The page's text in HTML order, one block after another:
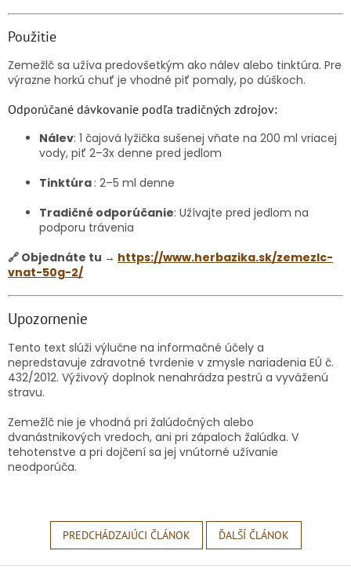
Použitie
Zemežlč sa užíva predovšetkým ako nálev alebo tinktúra. Pre
výrazne horkú chuť je vhodné piť pomaly, po dúškoch.
Odporúčané dávkovanie podľa tradičných zdrojov:
Nálev: 1 čajová lyžička sušenej vňate na 200 ml vriacej
vody, piť 2–3x denne pred jedlom
Tinktúra : 2–5 ml denne
Tradičné odporúčanie: Užívajte pred jedlom na
podporu trávenia
🔗 Objednáte tu → https://www.herbazika.sk/zemezlc-
vnat-50g-2/
Upozornenie
Tento text slúži výlučne na informačné účely a
nepredstavuje zdravotné tvrdenie v zmysle nariadenia EÚ č.
432/2012. Výživový doplnok nenahrádza pestrú a vyváženú
stravu.
Zemežlč nie je vhodná pri žalúdočných alebo
dvanástnikových vredoch, ani pri zápaloch žalúdka. V
tehotenstve a pri dojčení sa jej vnútorné užívanie
neodporúča.
PREDCHÁDZAJÚCI ČLÁNOK ĎALŠÍ ČLÁNOK
Z